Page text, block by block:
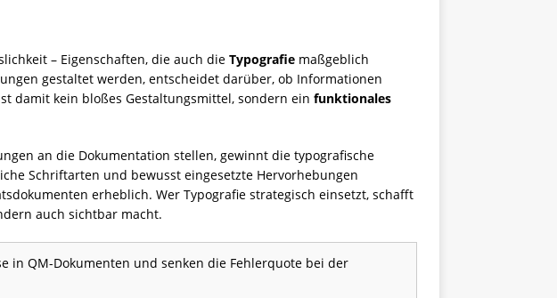
– Eigenschaften, die auch die Typografie maßgeblich
gestaltet werden, entscheidet darüber, ob Informationen
damit kein bloßes Gestaltungsmittel, sondern ein funktionales
an die Dokumentation stellen, gewinnt die typografische
Schriftarten und bewusst eingesetzte Hervorhebungen
erheblich. Wer Typografie strategisch einsetzt, schafft
auch sichtbar macht.
in QM-Dokumenten und senken die Fehlerquote bei der